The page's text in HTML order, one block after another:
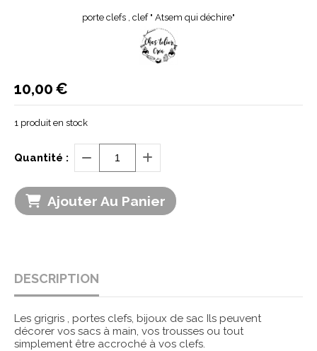
porte clefs , clef " Atsem qui déchire"
10,00€
1 produit en stock
Quantité :
Ajouter Au Panier
DESCRIPTION
Les grigris , portes clefs, bijoux de sac Ils peuvent
décorer vos sacs à main, vos trousses ou tout
simplement être accroché à vos clefs.